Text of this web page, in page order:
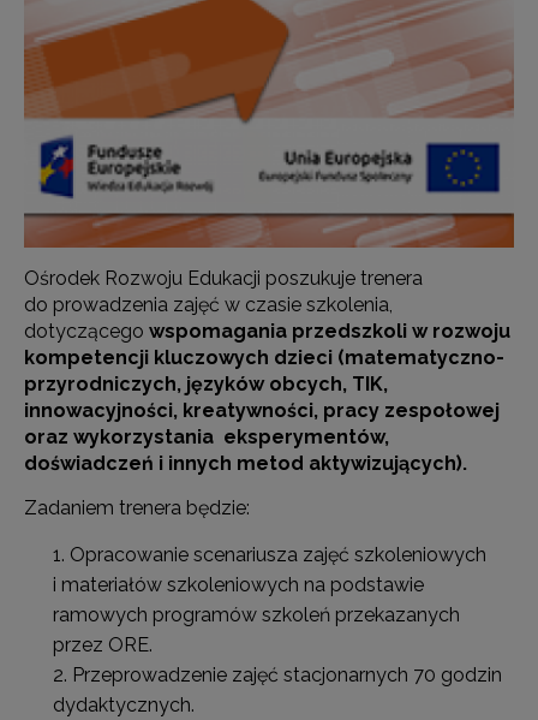
Ośrodek Rozwoju Edukacji poszukuje trenera
do prowadzenia zajęć w czasie szkolenia,
dotyczącego wspomagania przedszkoli w rozwoju
kompetencji kluczowych dzieci (matematyczno-
przyrodniczych, języków obcych, TIK,
innowacyjności, kreatywności, pracy zespołowej
oraz wykorzystania eksperymentów,
doświadczeń i innych metod aktywizujących).
Zadaniem trenera będzie:
Opracowanie scenariusza zajęć szkoleniowych
i materiałów szkoleniowych na podstawie
ramowych programów szkoleń przekazanych
przez ORE.
Przeprowadzenie zajęć stacjonarnych 70 godzin
dydaktycznych.